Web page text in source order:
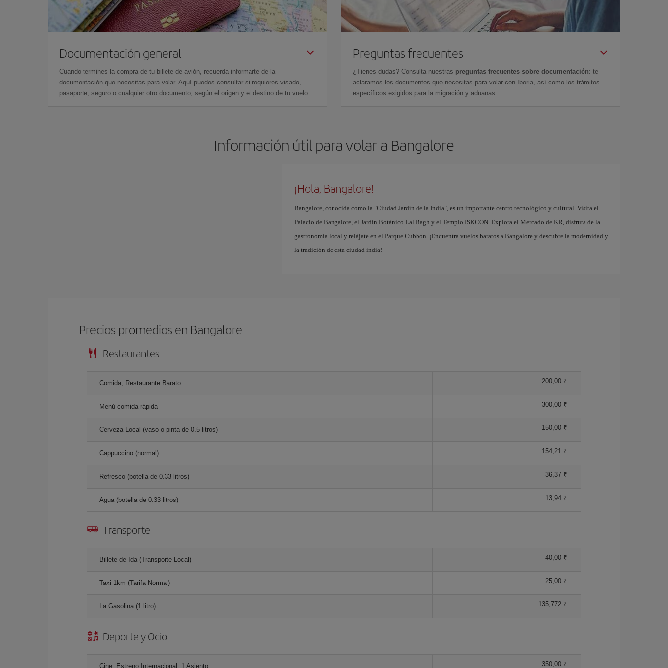
Documentación general
Cuando termines la compra de tu billete de avión, recuerda informarte de la
documentación que necesitas para volar. Aquí puedes consultar si requieres visado,
pasaporte, seguro o cualquier otro documento, según el origen y el destino de tu vuelo.
Preguntas frecuentes
¿Tienes dudas? Consulta nuestras preguntas frecuentes sobre documentación: te
aclaramos los documentos que necesitas para volar con Iberia, así como los trámites
específicos exigidos para la migración y aduanas.
Información útil para volar a Bangalore
¡Hola, Bangalore!
Bangalore, conocida como la "Ciudad Jardín de la India", es un importante centro tecnológico y cultural. Visita el
Palacio de Bangalore, el Jardín Botánico Lal Bagh y el Templo ISKCON. Explora el Mercado de KR, disfruta de la
gastronomía local y relájate en el Parque Cubbon. ¡Encuentra vuelos baratos a Bangalore y descubre la modernidad y
la tradición de esta ciudad india!
Precios promedios en Bangalore
Restaurantes
Comida, Restaurante Barato 200,00 ₹
Menú comida rápida 300,00 ₹
Cerveza Local (vaso o pinta de 0.5 litros) 150,00 ₹
Cappuccino (normal) 154,21 ₹
Refresco (botella de 0.33 litros) 36,37 ₹
Agua (botella de 0.33 litros) 13,94 ₹
Transporte
Billete de Ida (Transporte Local) 40,00 ₹
Taxi 1km (Tarifa Normal) 25,00 ₹
La Gasolina (1 litro) 135,772 ₹
Deporte y Ocio
Cine, Estreno Internacional, 1 Asiento 350,00 ₹